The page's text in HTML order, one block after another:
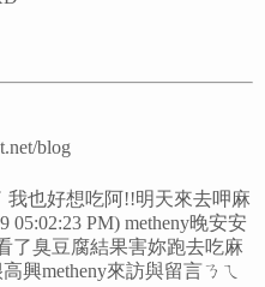
blog
我也好想吃阿!!明天來去呷麻
05:02:23 PM) metheny晚安安
了臭豆腐結果害妳跑去吃麻
興metheny來訪與留言ㄋㄟ